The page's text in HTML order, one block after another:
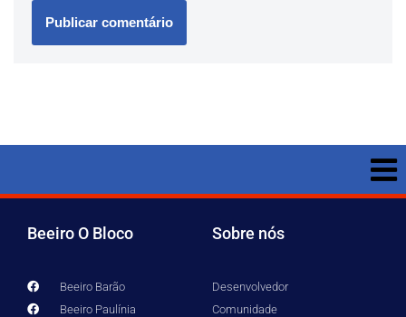
Beeiro O Bloco
Beeiro Barão
Beeiro Paulínia
Sobre nós
Desenvolvedor
Comunidade